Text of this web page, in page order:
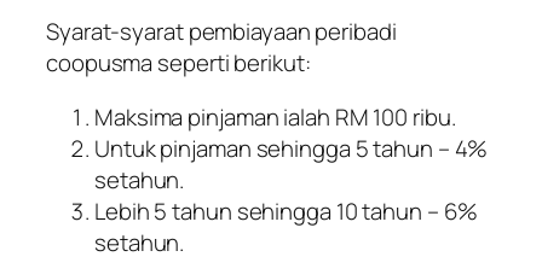
Syarat-syarat pembiayaan peribadi
coopusma seperti berikut:
Maksima pinjaman ialah RM 100 ribu.
Untuk pinjaman sehingga 5 tahun – 4%
setahun.
Lebih 5 tahun sehingga 10 tahun – 6%
setahun.